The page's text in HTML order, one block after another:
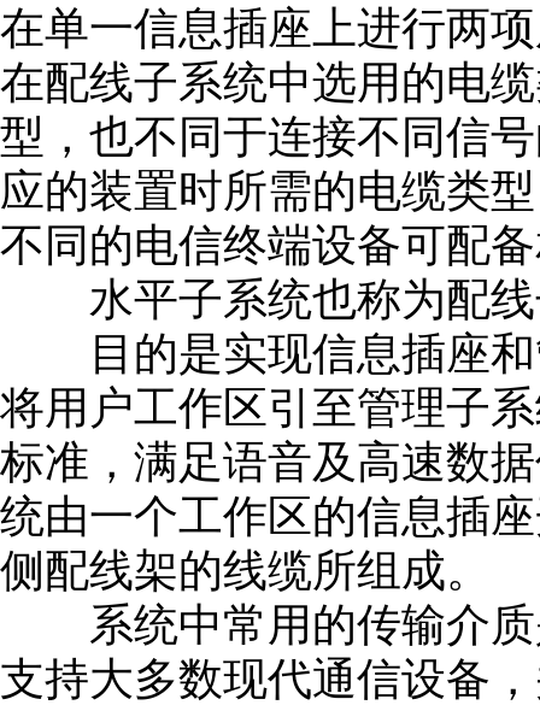
在单一信息插座上进行两
在配线子系统中选用的电
型，也不同于连接不同信
应的装置时所需的电缆类
不同的电信终端设备可配
水平子系统也称为配线
目的是实现信息插座和
将用户工作区引至管理子
标准，满足语音及高速数
统由一个工作区的信息插
侧配线架的线缆所组成。
系统中常用的传输介质
支持大多数现代通信设备